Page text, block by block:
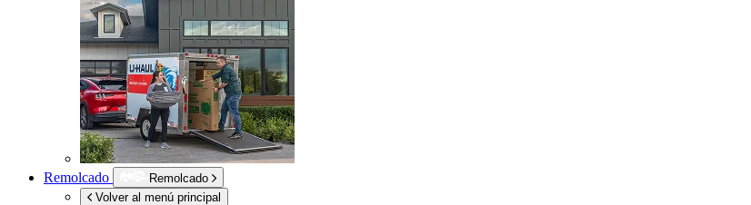
Remolcado
Remolcado
Volver al menú principal